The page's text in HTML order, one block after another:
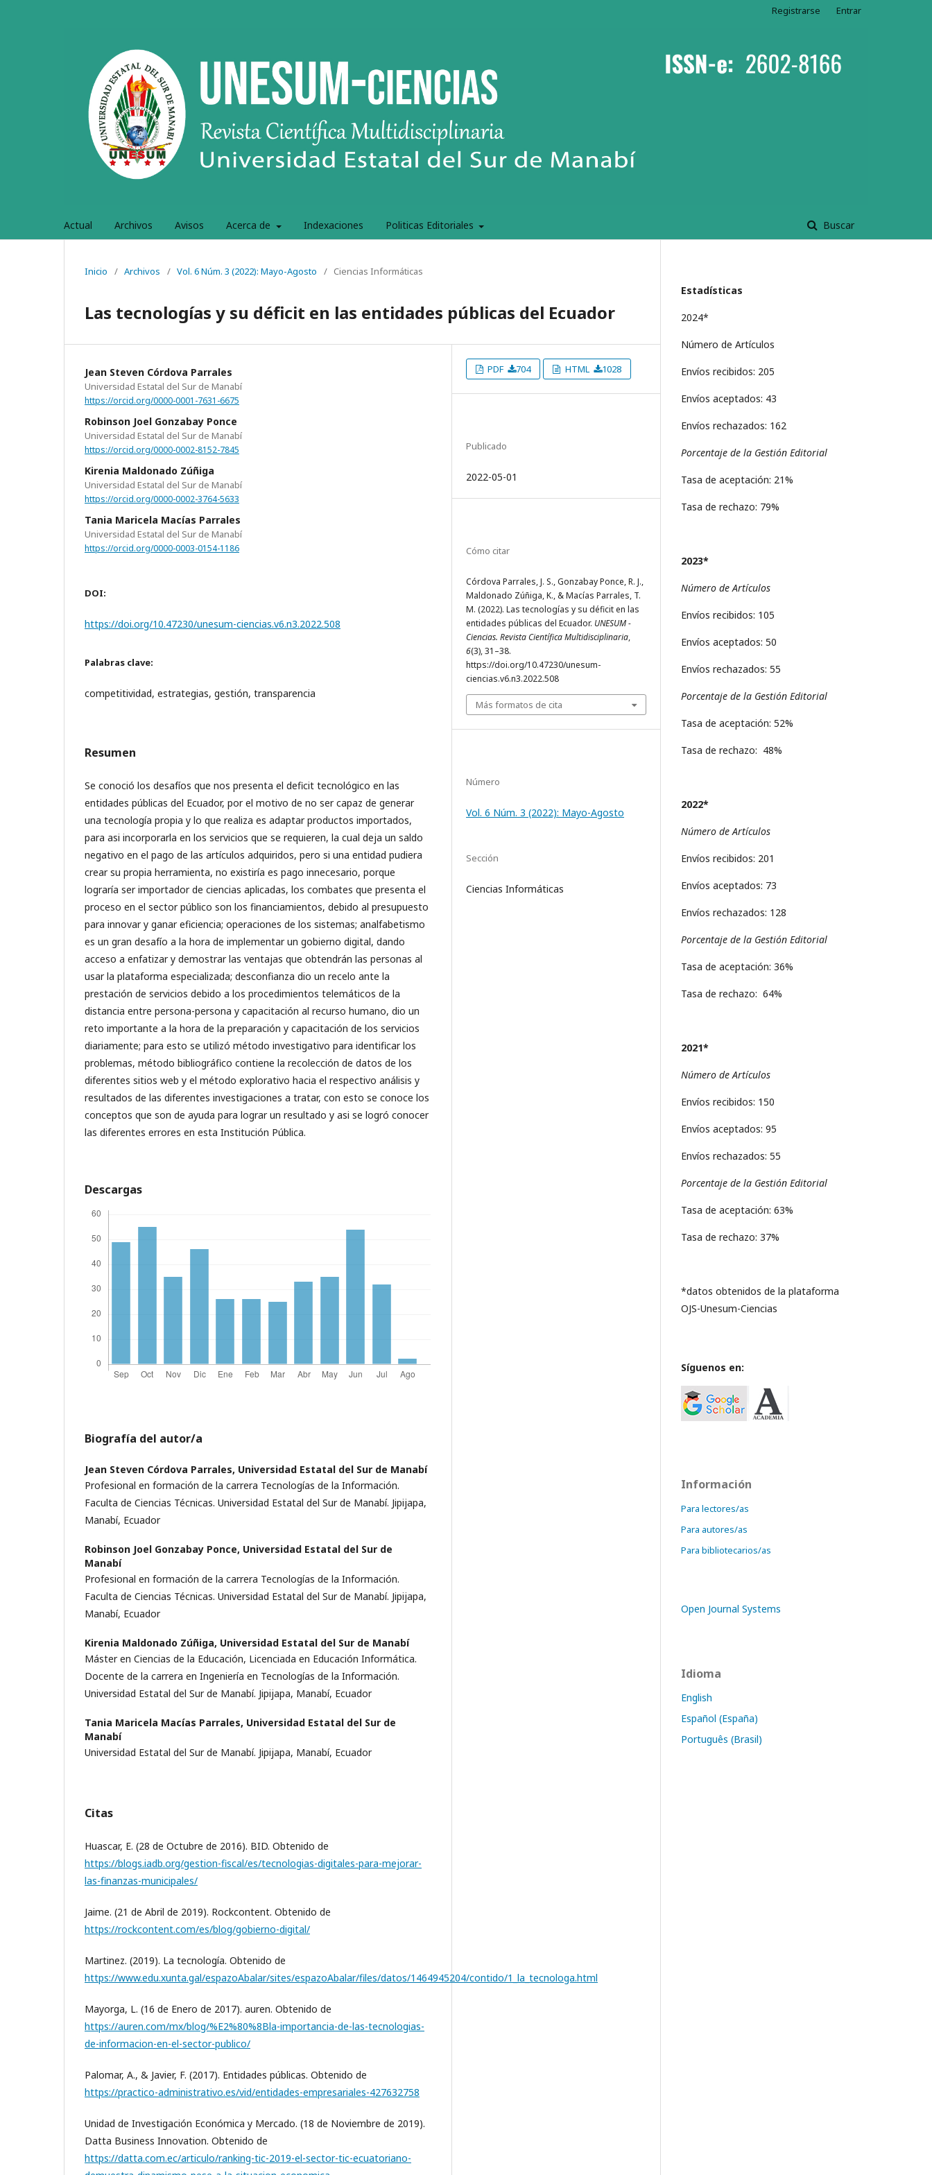
Actual Archivos Avisos Acerca de Indexaciones Politicas Editoriales Buscar
Registrarse Entrar
Inicio / Archivos / Vol. 6 Núm. 3 (2022): Mayo-Agosto / Ciencias Informáticas
Las tecnologías y su déficit en las entidades públicas del Ecuador
Jean Steven Córdova Parrales
Universidad Estatal del Sur de Manabí
https://orcid.org/0000-0001-7631-6675
Robinson Joel Gonzabay Ponce
Universidad Estatal del Sur de Manabí
https://orcid.org/0000-0002-8152-7845
Kirenia Maldonado Zúñiga
Universidad Estatal del Sur de Manabí
https://orcid.org/0000-0002-3764-5633
Tania Maricela Macías Parrales
Universidad Estatal del Sur de Manabí
https://orcid.org/0000-0003-0154-1186
DOI:
https://doi.org/10.47230/unesum-ciencias.v6.n3.2022.508
Palabras clave:
competitividad, estrategias, gestión, transparencia
Resumen
Se conoció los desafíos que nos presenta el deficit tecnológico en las
entidades públicas del Ecuador, por el motivo de no ser capaz de generar
una tecnología propia y lo que realiza es adaptar productos importados,
para asi incorporarla en los servicios que se requieren, la cual deja un saldo
negativo en el pago de las artículos adquiridos, pero si una entidad pudiera
crear su propia herramienta, no existiría es pago innecesario, porque
lograría ser importador de ciencias aplicadas, los combates que presenta el
proceso en el sector público son los financiamientos, debido al presupuesto
para innovar y ganar eficiencia; operaciones de los sistemas; analfabetismo
es un gran desafío a la hora de implementar un gobierno digital, dando
acceso a enfatizar y demostrar las ventajas que obtendrán las personas al
usar la plataforma especializada; desconfianza dio un recelo ante la
prestación de servicios debido a los procedimientos telemáticos de la
distancia entre persona-persona y capacitación al recurso humano, dio un
reto importante a la hora de la preparación y capacitación de los servicios
diariamente; para esto se utilizó método investigativo para identificar los
problemas, método bibliográfico contiene la recolección de datos de los
diferentes sitios web y el método explorativo hacia el respectivo análisis y
resultados de las diferentes investigaciones a tratar, con esto se conoce los
conceptos que son de ayuda para lograr un resultado y asi se logró conocer
las diferentes errores en esta Institución Pública.
Descargas
Biografía del autor/a
Jean Steven Córdova Parrales, Universidad Estatal del Sur de Manabí
Profesional en formación de la carrera Tecnologías de la Información.
Faculta de Ciencias Técnicas. Universidad Estatal del Sur de Manabí. Jipijapa,
Manabí, Ecuador
Robinson Joel Gonzabay Ponce, Universidad Estatal del Sur de
Manabí
Profesional en formación de la carrera Tecnologías de la Información.
Faculta de Ciencias Técnicas. Universidad Estatal del Sur de Manabí. Jipijapa,
Manabí, Ecuador
Kirenia Maldonado Zúñiga, Universidad Estatal del Sur de Manabí
Máster en Ciencias de la Educación, Licenciada en Educación Informática.
Docente de la carrera en Ingeniería en Tecnologías de la Información.
Universidad Estatal del Sur de Manabí. Jipijapa, Manabí, Ecuador
Tania Maricela Macías Parrales, Universidad Estatal del Sur de
Manabí
Universidad Estatal del Sur de Manabí. Jipijapa, Manabí, Ecuador
Citas
Huascar, E. (28 de Octubre de 2016). BID. Obtenido de
https://blogs.iadb.org/gestion-fiscal/es/tecnologias-digitales-para-mejorar-
las-finanzas-municipales/
Jaime. (21 de Abril de 2019). Rockcontent. Obtenido de
https://rockcontent.com/es/blog/gobierno-digital/
Martinez. (2019). La tecnología. Obtenido de
https://www.edu.xunta.gal/espazoAbalar/sites/espazoAbalar/files/datos/1464945204/contido/1_la_tecnologa.html
Mayorga, L. (16 de Enero de 2017). auren. Obtenido de
https://auren.com/mx/blog/%E2%80%8Bla-importancia-de-las-tecnologias-
de-informacion-en-el-sector-publico/
Palomar, A., & Javier, F. (2017). Entidades públicas. Obtenido de
https://practico-administrativo.es/vid/entidades-empresariales-427632758
Unidad de Investigación Económica y Mercado. (18 de Noviembre de 2019).
Datta Business Innovation. Obtenido de
https://datta.com.ec/articulo/ranking-tic-2019-el-sector-tic-ecuatoriano-
PDF 704 HTML 1028
Publicado
2022-05-01
Cómo citar
Córdova Parrales, J. S., Gonzabay Ponce, R. J.,
Maldonado Zúñiga, K., & Macías Parrales, T.
M. (2022). Las tecnologías y su déficit en las
entidades públicas del Ecuador. UNESUM -
Ciencias. Revista Científica Multidisciplinaria,
6(3), 31–38.
https://doi.org/10.47230/unesum-
ciencias.v6.n3.2022.508
Más formatos de cita
Número
Vol. 6 Núm. 3 (2022): Mayo-Agosto
Sección
Ciencias Informáticas
Estadísticas
2024*
Número de Artículos
Envíos recibidos: 205
Envíos aceptados: 43
Envíos rechazados: 162
Porcentaje de la Gestión Editorial
Tasa de aceptación: 21%
Tasa de rechazo: 79%
2023*
Número de Artículos
Envíos recibidos: 105
Envíos aceptados: 50
Envíos rechazados: 55
Porcentaje de la Gestión Editorial
Tasa de aceptación: 52%
Tasa de rechazo: 48%
2022*
Número de Artículos
Envíos recibidos: 201
Envíos aceptados: 73
Envíos rechazados: 128
Porcentaje de la Gestión Editorial
Tasa de aceptación: 36%
Tasa de rechazo: 64%
2021*
Número de Artículos
Envíos recibidos: 150
Envíos aceptados: 95
Envíos rechazados: 55
Porcentaje de la Gestión Editorial
Tasa de aceptación: 63%
Tasa de rechazo: 37%
*datos obtenidos de la plataforma
OJS-Unesum-Ciencias
Síguenos en:
Información
Para lectores/as
Para autores/as
Para bibliotecarios/as
Open Journal Systems
Idioma
English
Español (España)
Português (Brasil)